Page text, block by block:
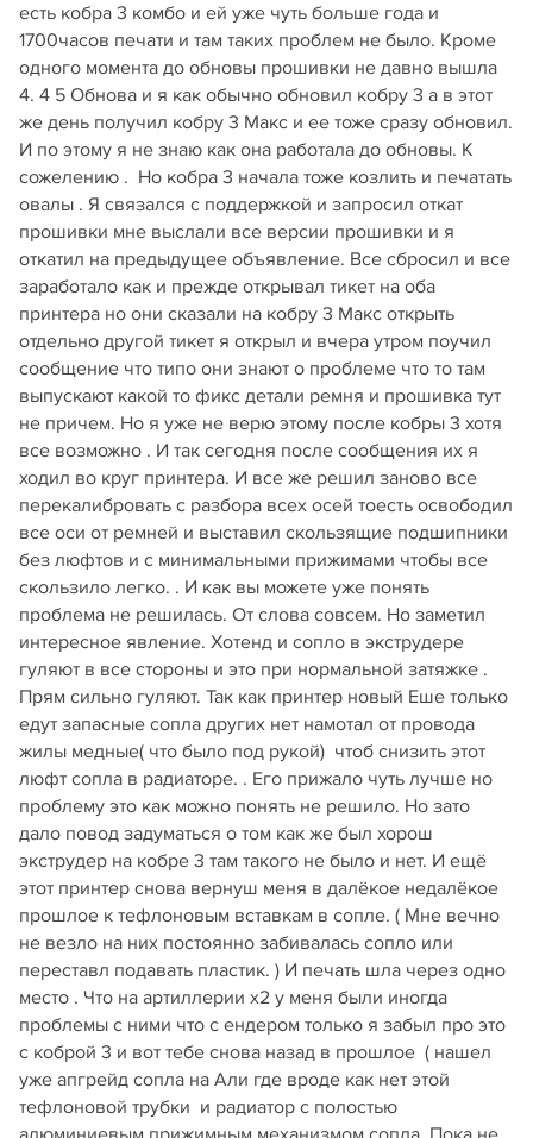
есть кобра 3 комбо и ей уже чуть больше года и
1700часов печати и там таких проблем не было. Кроме
одного момента до обновы прошивки не давно вышла
4. 4 5 Обнова и я как обычно обновил кобру 3 а в этот
же день получил кобру 3 Макс и ее тоже сразу обновил.
И по этому я не знаю как она работала до обновы. К
сожелению . Но кобра 3 начала тоже козлить и печатать
овалы . Я связался с поддержкой и запросил откат
прошивки мне выслали все версии прошивки и я
откатил на предыдущее объявление. Все сбросил и все
заработало как и прежде открывал тикет на оба
принтера но они сказали на кобру 3 Макс открыть
отдельно другой тикет я открыл и вчера утром поучил
сообщение что типо они знают о проблеме что то там
выпускают какой то фикс детали ремня и прошивка тут
не причем. Но я уже не верю этому после кобры 3 хотя
все возможно . И так сегодня после сообщения их я
ходил во круг принтера. И все же решил заново все
перекалибровать с разбора всех осей тоесть освободил
все оси от ремней и выставил скользящие подшипники
без люфтов и с минимальными прижимами чтобы все
скользило легко. . И как вы можете уже понять
проблема не решилась. От слова совсем. Но заметил
интересное явление. Хотенд и сопло в экструдере
гуляют в все стороны и это при нормальной затяжке .
Прям сильно гуляют. Так как принтер новый Еше только
едут запасные сопла других нет намотал от провода
жилы медные( что было под рукой) чтоб снизить этот
люфт сопла в радиаторе. . Его прижало чуть лучше но
проблему это как можно понять не решило. Но зато
дало повод задуматься о том как же был хорош
экструдер на кобре 3 там такого не было и нет. И ещё
этот принтер снова вернуш меня в далёкое недалёкое
прошлое к тефлоновым вставкам в сопле. ( Мне вечно
не везло на них постоянно забивалась сопло или
переставл подавать пластик. ) И печать шла через одно
место . Что на артиллерии х2 у меня были иногда
проблемы с ними что с ендером только я забыл про это
с коброй 3 и вот тебе снова назад в прошлое ( нашел
уже апгрейд сопла на Али где вроде как нет этой
тефлоновой трубки и радиатор с полостью